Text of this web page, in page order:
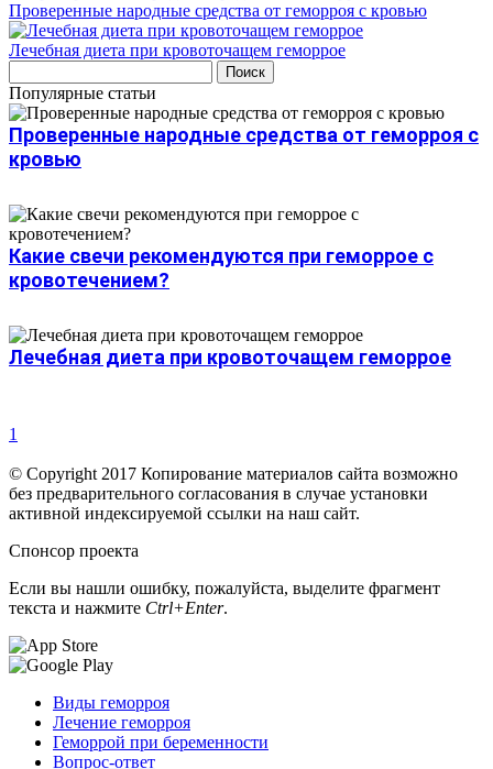
Проверенные народные средства от геморроя с кровью
Лечебная диета при кровоточащем геморрое
Популярные статьи
Проверенные народные средства от геморроя с
кровью
Какие свечи рекомендуются при геморрое с
кровотечением?
Лечебная диета при кровоточащем геморрое
1
© Copyright 2017 Копирование материалов сайта возможно
без предварительного согласования в случае установки
активной индексируемой ссылки на наш сайт.
Спонсор проекта
Если вы нашли ошибку, пожалуйста, выделите фрагмент
текста и нажмите Ctrl+Enter.
Виды геморроя
Лечение геморроя
Геморрой при беременности
Вопрос-ответ